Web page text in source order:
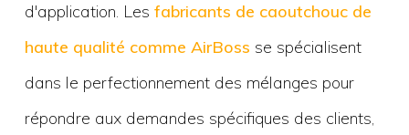
d'application. Les fabricants de caoutchouc de
haute qualité comme AirBoss se spécialisent
dans le perfectionnement des mélanges pour
répondre aux demandes spécifiques des clients,